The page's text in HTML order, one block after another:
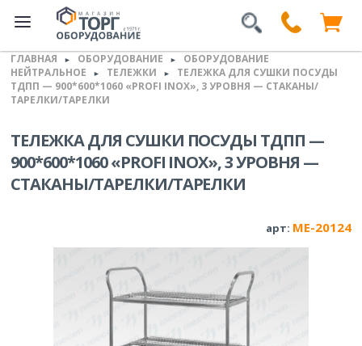
ГЛАВНАЯ ► ОБОРУДОВАНИЕ ►
ОБОРУДОВАНИЕ
НЕЙТРАЛЬНОЕ
► ТЕЛЕЖКИ ►
ТЕЛЕЖКА ДЛЯ СУШКИ ПОСУДЫ
ТДПП — 900*600*1060 «PROFI INOX», 3 УРОВНЯ — СТАКАНЫ/
ТАРЕЛКИ/ТАРЕЛКИ
ТЕЛЕЖКА ДЛЯ СУШКИ ПОСУДЫ ТДПП —
900*600*1060 «PROFI INOX», 3 УРОВНЯ —
СТАКАНЫ/ТАРЕЛКИ/ТАРЕЛКИ
арт: ME-20124